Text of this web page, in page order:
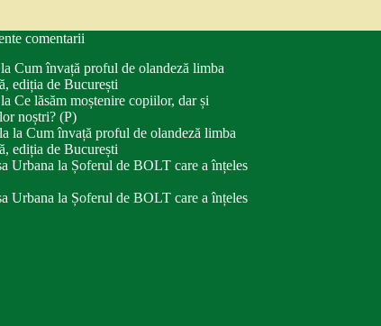
comentarii
la Cum învață proful de olandeză limba
ediția de București
la Ce lăsăm moștenire copiilor, dar și
noștri? (P)
la Cum învață proful de olandeză limba
ediția de București
Urbana la Șoferul de BOLT care a înțeles
Urbana la Șoferul de BOLT care a înțeles